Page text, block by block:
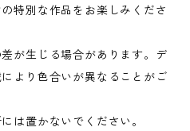
特別な作品をお楽しみくださ
が生じる場合があります。デ
より色合いが異なることがご
は置かないでください。